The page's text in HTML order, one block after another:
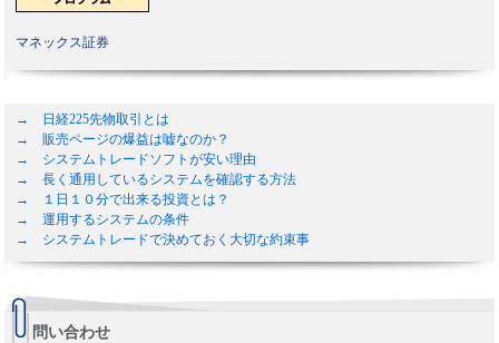
マネックス証券
→ 日経225先物取引とは
→ 販売ページの爆益は嘘なのか？
→ システムトレードソフトが安い理由
→ 長く通用しているシステムを確認する方法
→ １日１０分で出来る投資とは？
→ 運用するシステムの条件
→ システムトレードで決めておく大切な約束事
問い合わせ